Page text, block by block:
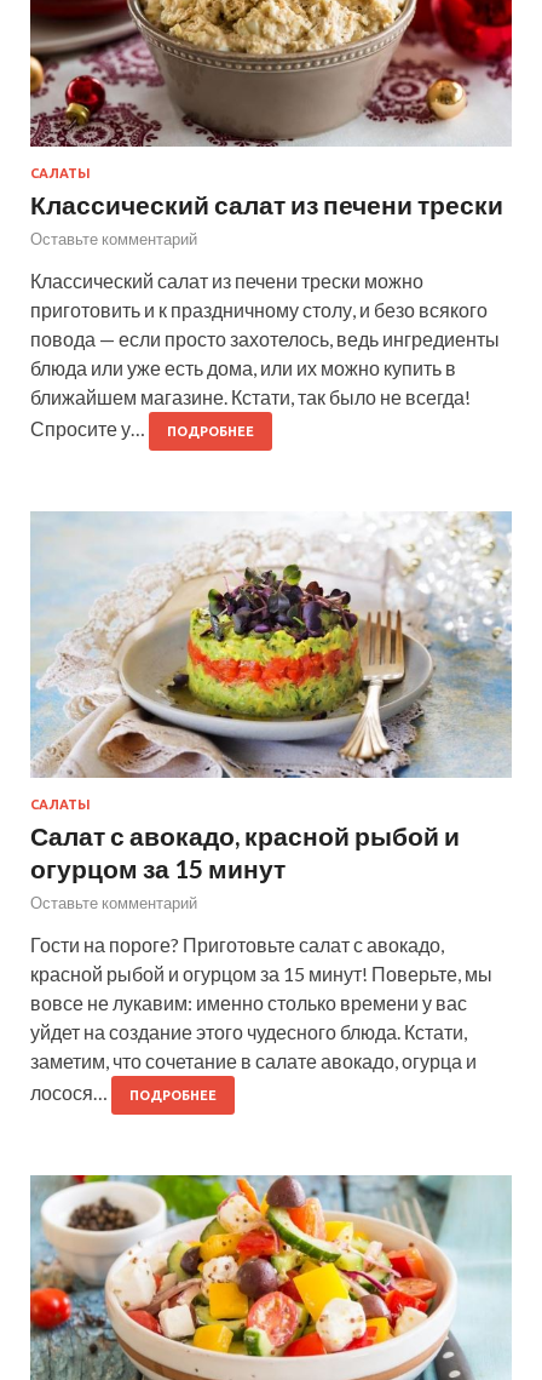
САЛАТЫ
Классический салат из печени трески
Оставьте комментарий
Классический салат из печени трески можно
приготовить и к праздничному столу, и безо всякого
повода — если просто захотелось, ведь ингредиенты
блюда или уже есть дома, или их можно купить в
ближайшем магазине. Кстати, так было не всегда!
Спросите у…
ПОДРОБНЕЕ
САЛАТЫ
Салат с авокадо, красной рыбой и
огурцом за 15 минут
Оставьте комментарий
Гости на пороге? Приготовьте салат с авокадо,
красной рыбой и огурцом за 15 минут! Поверьте, мы
вовсе не лукавим: именно столько времени у вас
уйдет на создание этого чудесного блюда. Кстати,
заметим, что сочетание в салате авокадо, огурца и
лосося…
ПОДРОБНЕЕ